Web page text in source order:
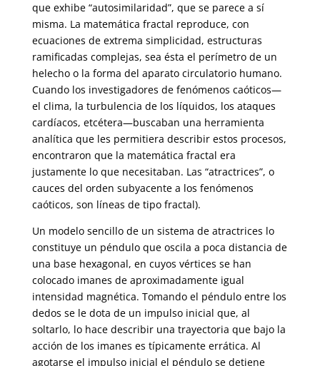
que exhibe “autosimilaridad”, que se parece a sí
misma. La matemática fractal reproduce, con
ecuaciones de extrema simplicidad, estructuras
ramificadas complejas, sea ésta el perímetro de un
helecho o la forma del aparato circulatorio humano.
Cuando los investigadores de fenómenos caóticos—
el clima, la turbulencia de los líquidos, los ataques
cardíacos, etcétera—buscaban una herramienta
analítica que les permitiera describir estos procesos,
encontraron que la matemática fractal era
justamente lo que necesitaban. Las “atractrices”, o
cauces del orden subyacente a los fenómenos
caóticos, son líneas de tipo fractal).
Un modelo sencillo de un sistema de atractrices lo
constituye un péndulo que oscila a poca distancia de
una base hexagonal, en cuyos vértices se han
colocado imanes de aproximadamente igual
intensidad magnética. Tomando el péndulo entre los
dedos se le dota de un impulso inicial que, al
soltarlo, lo hace describir una trayectoria que bajo la
acción de los imanes es típicamente errática. Al
agotarse el impulso inicial el péndulo se detiene